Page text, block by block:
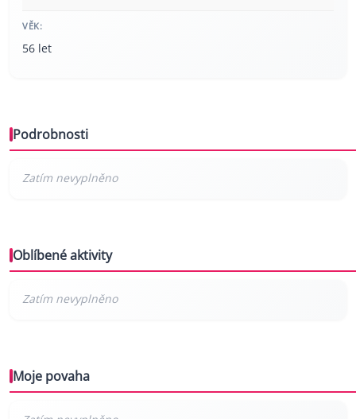
VĚK:
56 let
Podrobnosti
Oblíbené aktivity
Moje povaha